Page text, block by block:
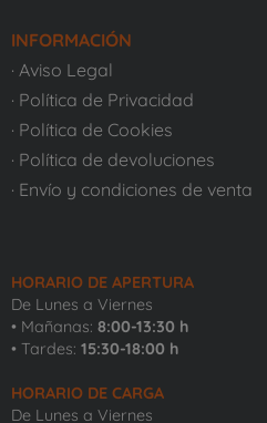
INFORMACIÓN
· Aviso Legal
· Política de Privacidad
· Política de Cookies
· Política de devoluciones
· Envío y condiciones de venta
HORARIO DE APERTURA
De Lunes a Viernes
• Mañanas: 8:00-13:30 h
• Tardes: 15:30-18:00 h
HORARIO DE CARGA
De Lunes a Viernes